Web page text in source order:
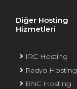
Diğer Hosting
Hizmetleri
IRC Hosting
Radyo Hosting
BNC Hosting